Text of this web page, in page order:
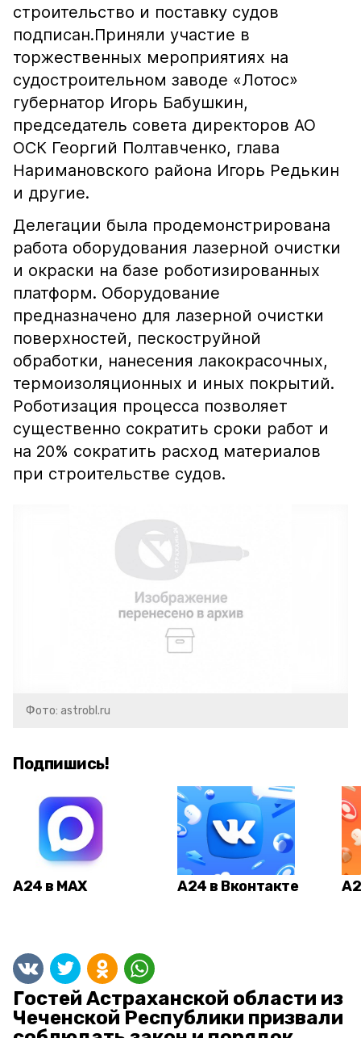
строительство и поставку судов
подписан.Приняли участие в
торжественных мероприятиях на
судостроительном заводе «Лотос»
губернатор Игорь Бабушкин,
председатель совета директоров АО
ОСК Георгий Полтавченко, глава
Наримановского района Игорь Редькин
и другие.
Делегации была продемонстрирована
работа оборудования лазерной очистки
и окраски на базе роботизированных
платформ. Оборудование
предназначено для лазерной очистки
поверхностей, пескоструйной
обработки, нанесения лакокрасочных,
термоизоляционных и иных покрытий.
Роботизация процесса позволяет
существенно сократить сроки работ и
на 20% сократить расход материалов
при строительстве судов.
Фото: astrobl.ru
Подпишись!
А24 в MAX А24 в Вконтакте
Гостей Астраханской области из
Чеченской Республики призвали